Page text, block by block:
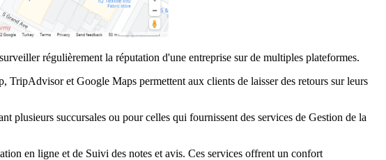
régulièrement la réputation d'une entreprise sur de multiples plateformes.
TripAdvisor et Google Maps permettent aux clients de laisser des retours sur leurs
plusieurs succursales ou pour celles qui fournissent des services de Gestion de la
en ligne et de Suivi des notes et avis. Ces services offrent un confort